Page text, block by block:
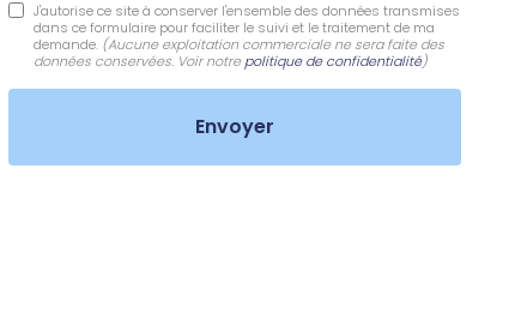
J'autorise ce site à conserver l'ensemble des données transmises
dans ce formulaire pour faciliter le suivi et le traitement de ma
demande. (Aucune exploitation commerciale ne sera faite des
données conservées. Voir notre politique de confidentialité)